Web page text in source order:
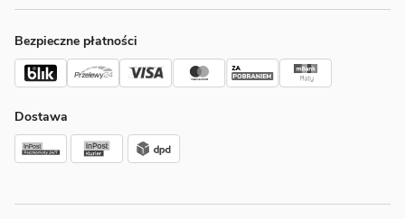
Bezpieczne płatności
Dostawa